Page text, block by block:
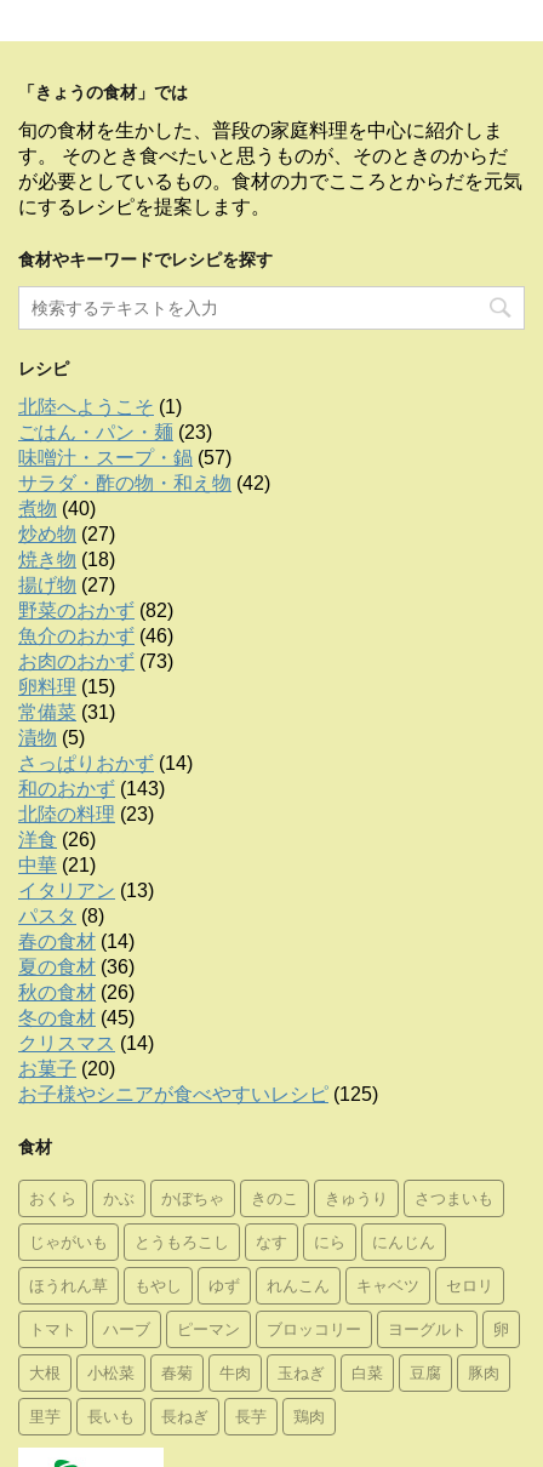
「きょうの食材」では
旬の食材を生かした、普段の家庭料理を中心に紹介しま
す。 そのとき食べたいと思うものが、そのときのからだ
が必要としているもの。食材の力でこころとからだを元気
にするレシピを提案します。
食材やキーワードでレシピを探す
レシピ
北陸へようこそ (1)
ごはん・パン・麺 (23)
味噌汁・スープ・鍋 (57)
サラダ・酢の物・和え物 (42)
煮物 (40)
炒め物 (27)
焼き物 (18)
揚げ物 (27)
野菜のおかず (82)
魚介のおかず (46)
お肉のおかず (73)
卵料理 (15)
常備菜 (31)
漬物 (5)
さっぱりおかず (14)
和のおかず (143)
北陸の料理 (23)
洋食 (26)
中華 (21)
イタリアン (13)
パスタ (8)
春の食材 (14)
夏の食材 (36)
秋の食材 (26)
冬の食材 (45)
クリスマス (14)
お菓子 (20)
お子様やシニアが食べやすいレシピ (125)
食材
おくら かぶ かぼちゃ きのこ きゅうり さつまいも
じゃがいも とうもろこし なす にら にんじん
ほうれん草 もやし ゆず れんこん キャベツ セロリ
トマト ハーブ ピーマン ブロッコリー ヨーグルト 卵
大根 小松菜 春菊 牛肉 玉ねぎ 白菜 豆腐 豚肉
里芋 長いも 長ねぎ 長芋 鶏肉